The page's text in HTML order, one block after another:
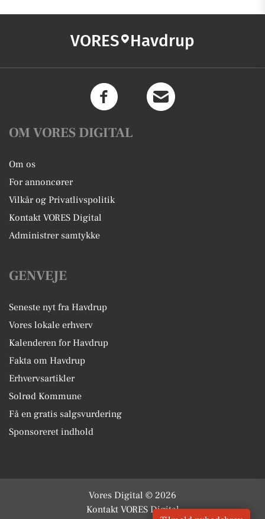
VORES Havdrup
OM VORES DIGITAL
Om os
For annoncører
Vilkår og Privatlivspolitik
Kontakt VORES Digital
Administrer samtykke
GENVEJE
Seneste nyt fra Havdrup
Vores lokale erhverv
Kalenderen for Havdrup
Fakta om Havdrup
Erhvervsartikler
Solrød Kommune
Få en gratis salgsvurdering
Sponsoreret indhold
Vores Digital © 2026
Kontakt VORES Digital